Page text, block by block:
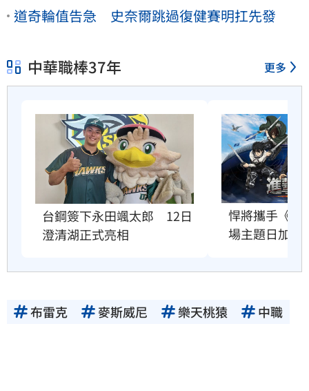
道奇輪值告急 史奈爾跳過復健賽明扛先發
中華職棒37年 更多
台鋼簽下永田颯太郎　12日
澄清湖正式亮相
悍將攜手《進
場主題日加碼
布雷克 麥斯威尼 樂天桃猿 中職